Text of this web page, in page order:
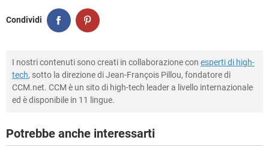
Condividi
I nostri contenuti sono creati in collaborazione con esperti di high-
tech, sotto la direzione di Jean-François Pillou, fondatore di
CCM.net. CCM è un sito di high-tech leader a livello internazionale
ed è disponibile in 11 lingue.
Potrebbe anche interessarti